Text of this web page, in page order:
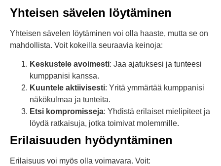
Yhteisen sävelen löytäminen
Yhteisen sävelen löytäminen voi olla haaste, mutta se on
mahdollista. Voit kokeilla seuraavia keinoja:
Keskustele avoimesti: Jaa ajatuksesi ja tunteesi
kumppanisi kanssa.
Kuuntele aktiivisesti: Yritä ymmärtää kumppanisi
näkökulmaa ja tunteita.
Etsi kompromisseja: Yhdistä erilaiset mielipiteet ja
löydä ratkaisuja, jotka toimivat molemmille.
Erilaisuuden hyödyntäminen
Erilaisuus voi myös olla voimavara. Voit: